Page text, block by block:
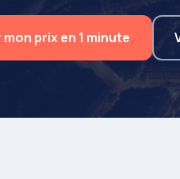
mon prix en 1 minute